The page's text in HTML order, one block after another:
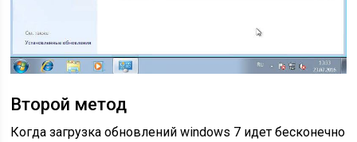
Второй метод
Когда загрузка обновлений windows 7 идет бесконечно